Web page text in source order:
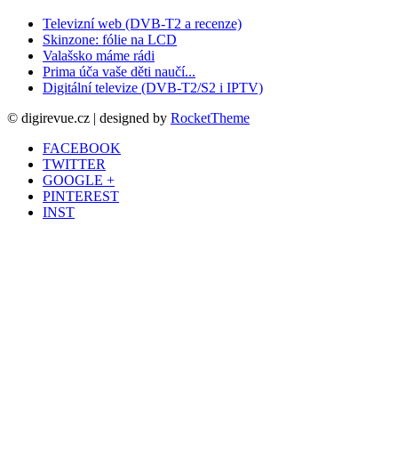
Televizní web (DVB-T2 a recenze)
Skinzone: fólie na LCD
Valašsko máme rádi
Prima úča vaše děti naučí...
Digitální televize (DVB-T2/S2 i IPTV)
© digirevue.cz | designed by RocketTheme
FACEBOOK
TWITTER
GOOGLE +
PINTEREST
INST